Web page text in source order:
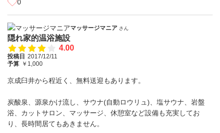
0
マッサージマニア さん
隠れ家的温浴施設
4.00
投稿日 2017/12/11
予算 ￥1,000
京成臼井から程近く、無料送迎もあります。
炭酸泉、源泉かけ流し、サウナ(自動ロウリュ)、塩サウナ、岩盤
浴、カットサロン、マッサージ、休憩室など設備も充実してお
り、長時間居てもあきません。